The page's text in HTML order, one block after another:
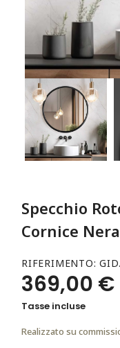
Specchio
Cornice
RIFERIMENTO
369,00 €
Tasse incluse
Realizzato su